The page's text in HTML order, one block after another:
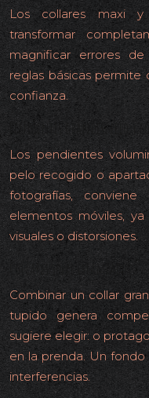
Los collares maxi
transformar
magnificar errores
reglas básicas permite
confianza.
Pendientes grandes: pelo y
Los pendientes
pelo recogido o
fotografías, conviene
elementos móviles,
visuales o distorsiones.
Collares sobre estampados
Combinar un collar
tupido genera
sugiere elegir: o
en la prenda. Un fondo
interferencias.